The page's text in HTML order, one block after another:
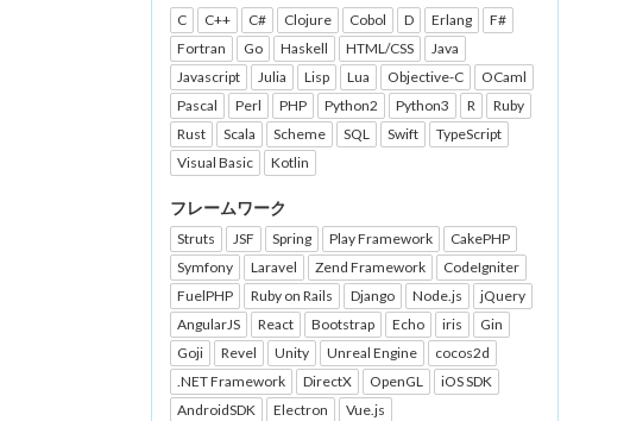
C C++ C# Clojure Cobol D Erlang
F#
Fortran
Go Haskell HTML/CSS
Java
Javascript
Julia Lisp Lua Objective-C
OCaml
Pascal
Perl PHP Python2 Python3 R
Ruby
Rust
Scala Scheme SQL Swift
TypeScript
Visual Basic
Kotlin
フレームワーク
Struts JSF Spring Play Framework
CakePHP
Symfony
Laravel Zend Framework
CodeIgniter
FuelPHP
Ruby on Rails Django Node.js
jQuery
AngularJS
React Bootstrap Echo iris
Gin
Goji
Revel Unity Unreal Engine
cocos2d
.NET Framework
DirectX OpenGL
iOS SDK
AndroidSDK
Electron Vue.js